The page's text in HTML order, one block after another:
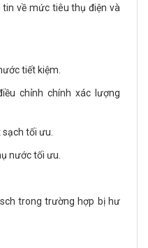
về mức tiêu thụ điện và
tiết kiệm.
chỉnh chính xác lượng
tối ưu.
nước tối ưu.
trong trường hợp bị hư